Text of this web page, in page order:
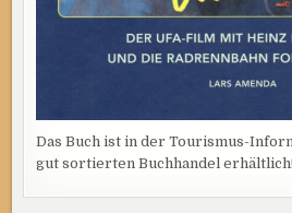
Das Buch ist in der Tourismus-
gut sortierten Buchhandel erhältlich!